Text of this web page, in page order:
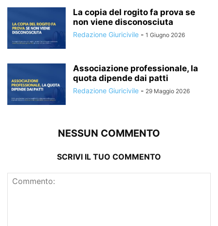
La copia del rogito fa prova se
non viene disconosciuta
Redazione Giuricivile - 1 Giugno 2026
Associazione professionale, la
quota dipende dai patti
Redazione Giuricivile - 29 Maggio 2026
NESSUN COMMENTO
SCRIVI IL TUO COMMENTO